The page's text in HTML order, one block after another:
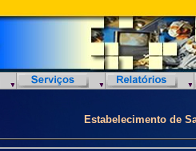
Estabelecimento de